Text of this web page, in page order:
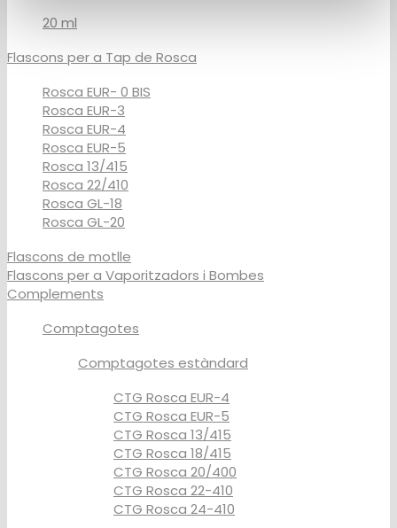
20 ml
Flascons per a Tap de Rosca
Rosca EUR- 0 BIS
Rosca EUR-3
Rosca EUR-4
Rosca EUR-5
Rosca 13/415
Rosca 22/410
Rosca GL-18
Rosca GL-20
Flascons de motlle
Flascons per a Vaporitzadors i Bombes
Complements
Comptagotes
Comptagotes estàndard
CTG Rosca EUR-4
CTG Rosca EUR-5
CTG Rosca 13/415
CTG Rosca 18/415
CTG Rosca 20/400
CTG Rosca 22-410
CTG Rosca 24-410